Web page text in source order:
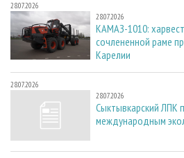
28.07.2026
28.07.2026
КАМАЗ-1010:
сочлененной раме
Карелии
28.07.2026
28.07.2026
Сыктывкарский ЛПК
международным